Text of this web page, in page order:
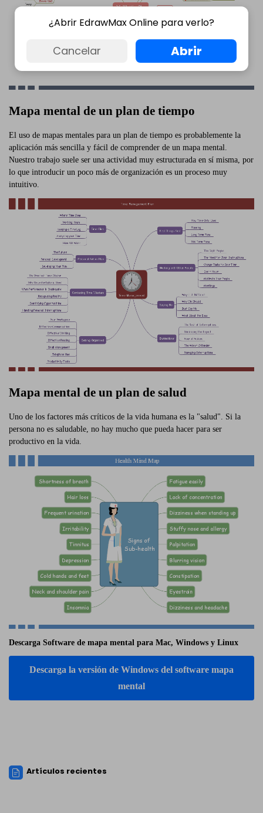
Mapa mental de un plan de tiempo
El uso de mapas mentales para un plan de tiempo es probablemente la
aplicación más sencilla y fácil de comprender de un mapa mental.
Nuestro trabajo suele ser una actividad muy estructurada en sí misma, por
lo que introducir un poco más de organización es un proceso muy
intuitivo.
Mapa mental de un plan de salud
Uno de los factores más críticos de la vida humana es la "salud". Si la
persona no es saludable, no hay mucho que pueda hacer para ser
productivo en la vida.
Descarga Software de mapa mental para Mac, Windows y Linux
Descarga la versión de Windows del software mapa
mental
Artículos recientes
¿Abrir EdrawMax Online para verlo?
Cancelar Abrir